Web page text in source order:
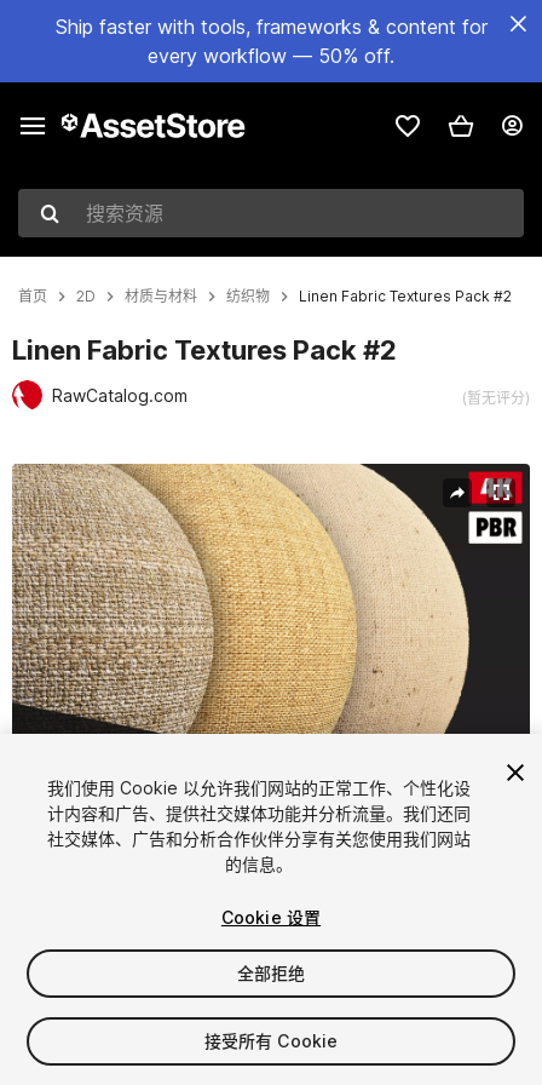
Ship faster with tools, frameworks & content for
every workflow — 50% off.
搜索资源
首页 2D 材质与材料 纺织物 Linen Fabric Textures Pack #2
Linen Fabric Textures Pack #2
RawCatalog.com (暂无评分)
当前幻灯片：1 / 7
1/7
$4.99
增值税将在结算时计算
我们使用 Cookie 以允许我们网站的正常工作、个性化设
计内容和广告、提供社交媒体功能并分析流量。我们还同
社交媒体、广告和分析合作伙伴分享有关您使用我们网站
的信息。
Cookie 设置
全部拒绝
接受所有 Cookie